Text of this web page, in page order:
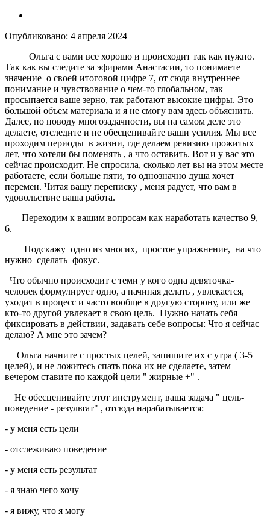
Опубликовано: 4 апреля 2024
Ольга с вами все хорошо и происходит так как нужно.
Так как вы следите за эфирами Анастасии, то понимаете
значение о своей итоговой цифре 7, от сюда внутреннее
понимание и чувствование о чем-то глобальном, так
просыпается ваше зерно, так работают высокие цифры. Это
большой объем материала и я не смогу вам здесь объяснить.
Далее, по поводу многозадачности, вы на самом деле это
делаете, отследите и не обесценивайте ваши усилия. Мы все
проходим периоды в жизни, где делаем ревизию прожитых
лет, что хотели бы поменять , а что оставить. Вот и у вас это
сейчас происходит. Не спросила, сколько лет вы на этом месте
работаете, если больше пяти, то однозначно душа хочет
перемен. Читая вашу переписку , меня радует, что вам в
удовольствие ваша работа.
Переходим к вашим вопросам как наработать качество 9,
6.
Подскажу одно из многих, простое упражнение, на что
нужно сделать фокус.
Что обычно происходит с теми у кого одна девяточка-
человек формулирует одно, а начиная делать , увлекается,
уходит в процесс и часто вообще в другую сторону, или же
кто-то другой увлекает в свою цель. Нужно начать себя
фиксировать в действии, задавать себе вопросы: Что я сейчас
делаю? А мне это зачем?
Ольга начните с простых целей, запишите их с утра ( 3-5
целей), и не ложитесь спать пока их не сделаете, затем
вечером ставите по каждой цели " жирные +" .
Не обесценивайте этот инструмент, ваша задача " цель-
поведение - результат" , отсюда нарабатывается:
- у меня есть цели
- отслеживаю поведение
- у меня есть результат
- я знаю чего хочу
- я вижу, что я могу